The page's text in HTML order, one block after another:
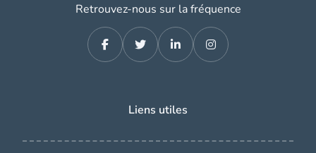
Retrouvez-nous sur la fréquence
Liens utiles